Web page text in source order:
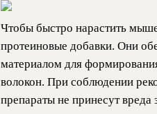
Чтобы быстро нарастить
протеиновые добавки. Они
материалом для
волокон. При соблюдении
препараты не принесут вреда